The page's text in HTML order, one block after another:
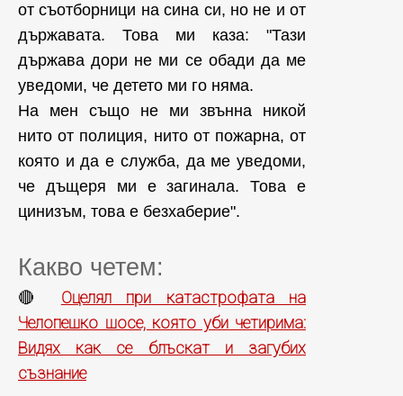
от съотборници на сина си, но не и от
държавата. Това ми каза: "Тази
държава дори не ми се обади да ме
уведоми, че детето ми го няма.
На мен също не ми звънна никой
нито от полиция, нито от пожарна, от
която и да е служба, да ме уведоми,
че дъщеря ми е загинала. Това е
цинизъм, това е безхаберие".
Какво четем:
🔴 Оцелял при катастрофата на
Челопешко шосе, която уби четирима:
Видях как се блъскат и загубих
съзнание